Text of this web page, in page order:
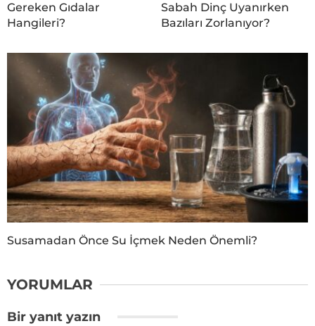
Gereken Gıdalar
Hangileri?
Sabah Dinç Uyanırken
Bazıları Zorlanıyor?
Susamadan Önce Su İçmek Neden Önemli?
YORUMLAR
Bir yanıt yazın